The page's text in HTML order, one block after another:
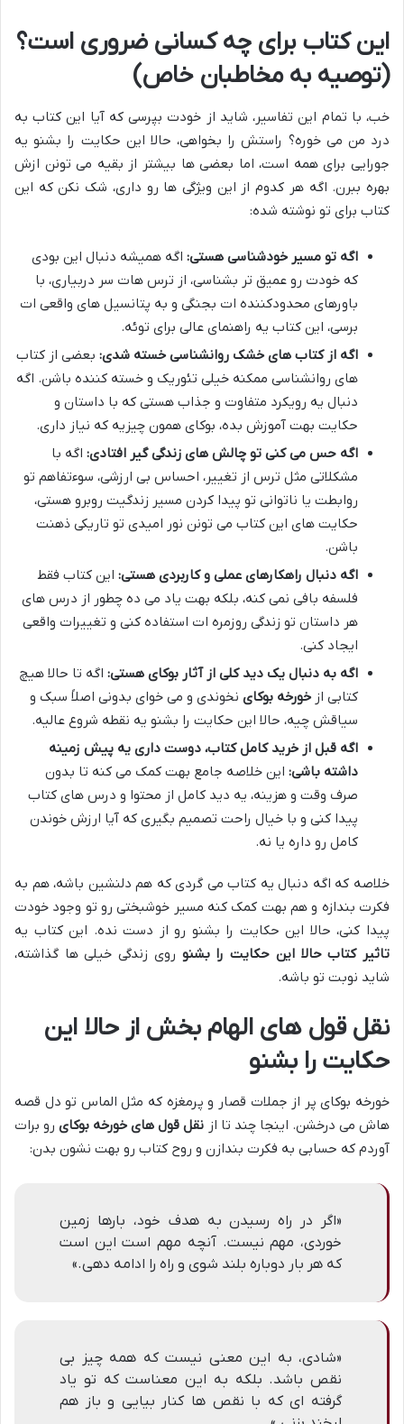
این کتاب برای چه کسانی ضروری است؟
(توصیه به مخاطبان خاص)
خب، با تمام این تفاسیر، شاید از خودت بپرسی که آیا این کتاب به
درد من می خوره؟ راستش را بخواهی، حالا این حکایت را بشنو یه
جورایی برای همه است، اما بعضی ها بیشتر از بقیه می تونن ازش
بهره ببرن. اگه هر کدوم از این ویژگی ها رو داری، شک نکن که این
کتاب برای تو نوشته شده:
اگه تو مسیر خودشناسی هستی: اگه همیشه دنبال این بودی
که خودت رو عمیق تر بشناسی، از ترس هات سر دربیاری، با
باورهای محدودکننده ات بجنگی و به پتانسیل های واقعی ات
برسی، این کتاب یه راهنمای عالی برای توئه.
اگه از کتاب های خشک روانشناسی خسته شدی: بعضی از کتاب
های روانشناسی ممکنه خیلی تئوریک و خسته کننده باشن. اگه
دنبال یه رویکرد متفاوت و جذاب هستی که با داستان و
حکایت بهت آموزش بده، بوکای همون چیزیه که نیاز داری.
اگه حس می کنی تو چالش های زندگی گیر افتادی: اگه با
مشکلاتی مثل ترس از تغییر، احساس بی ارزشی، سوءتفاهم تو
روابطت یا ناتوانی تو پیدا کردن مسیر زندگیت روبرو هستی،
حکایت های این کتاب می تونن نور امیدی تو تاریکی ذهنت
باشن.
اگه دنبال راهکارهای عملی و کاربردی هستی: این کتاب فقط
فلسفه بافی نمی کنه، بلکه بهت یاد می ده چطور از درس های
هر داستان تو زندگی روزمره ات استفاده کنی و تغییرات واقعی
ایجاد کنی.
اگه به دنبال یک دید کلی از آثار بوکای هستی: اگه تا حالا هیچ
کتابی از خورخه بوکای نخوندی و می خوای بدونی اصلاً سبک و
سیاقش چیه، حالا این حکایت را بشنو یه نقطه شروع عالیه.
اگه قبل از خرید کامل کتاب، دوست داری یه پیش زمینه
داشته باشی: این خلاصه جامع بهت کمک می کنه تا بدون
صرف وقت و هزینه، یه دید کامل از محتوا و درس های کتاب
پیدا کنی و با خیال راحت تصمیم بگیری که آیا ارزش خوندن
کامل رو داره یا نه.
خلاصه که اگه دنبال یه کتاب می گردی که هم دلنشین باشه، هم به
فکرت بندازه و هم بهت کمک کنه مسیر خوشبختی رو تو وجود خودت
پیدا کنی، حالا این حکایت را بشنو رو از دست نده. این کتاب یه
تاثیر کتاب حالا این حکایت را بشنو روی زندگی خیلی ها گذاشته،
شاید نوبت تو باشه.
نقل قول های الهام بخش از حالا این
حکایت را بشنو
خورخه بوکای پر از جملات قصار و پرمغزه که مثل الماس تو دل قصه
هاش می درخشن. اینجا چند تا از نقل قول های خورخه بوکایرو برات
آوردم که حسابی به فکرت بندازن و روح کتاب رو بهت نشون بدن:
«اگر در راه رسیدن به هدف خود، بارها زمین
خوردی، مهم نیست. آنچه مهم است این است
که هر بار دوباره بلند شوی و راه را ادامه دهی.»
«شادی، به این معنی نیست که همه چیز بی
نقص باشد. بلکه به این معناست که تو یاد
گرفته ای که با نقص ها کنار بیایی و باز هم